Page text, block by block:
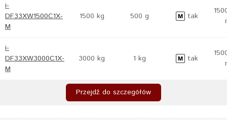
i-
DF33XW1500C1X-
M
1500 kg 500 g tak
i-
DF33XW3000C1X-
M
3000 kg 1 kg tak
Przejdź do szczegółów